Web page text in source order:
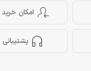
امکان